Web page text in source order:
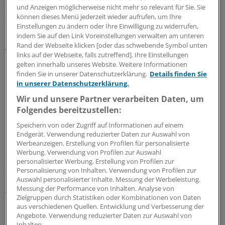
Selbsthilfegruppen gibt es in fast jeder Stadt. Allzu oft,
auch das eine Erfahrung der Chefredakteurin von
"Mamma Mia" , wird der Kontakt mit Frauen, bei denen
bereits Metastasen festgestellt wurden, bewusst
vermieden. Zu groß ist die Angst der Frauen im frühen
Brustkrebs-Stadium, sich mit Lebenssituationen zu
beschäftigen, die sie vielleicht in Zukunft selbst
bewältigen müssen.
Die Ohnmacht gemeinsam aushalten
Eva Schumacher-Wulf hat die Erfahrung gemacht, dass
betroffene Frauen auch selbst gefährdet sind Vorurteile
aufzubauen. "Die Menschen draußen verstehen mich
sowieso nicht, die wissen nichts über meine Probleme,
sie laufen doch ohnehin nur verunsichert vorbei und
flüchten vor mir. So zum Beispiel nehmen manche
Patientinnen ihren Alltag wahr."
und Anzeigen möglicherweise nicht mehr so relevant für Sie. Sie
können dieses Menü jederzeit wieder aufrufen, um Ihre
Einstellungen zu ändern oder Ihre Einwilligung zu widerrufen,
indem Sie auf den Link Voreinstellungen verwalten am unteren
Rand der Webseite klicken [oder das schwebende Symbol unten
links auf der Webseite, falls zutreffend]. Ihre Einstellungen
gelten innerhalb unseres Website. Weitere Informationen
finden Sie in unserer Datenschutzerklärung. Details finden Sie
in unserer Datenschutzerklärung.
Wir und unsere Partner verarbeiten Daten, um
Folgendes bereitzustellen:
Speichern von oder Zugriff auf Informationen auf einem
Endgerät. Verwendung reduzierter Daten zur Auswahl von
Werbeanzeigen. Erstellung von Profilen für personalisierte
Werbung. Verwendung von Profilen zur Auswahl
personalisierter Werbung. Erstellung von Profilen zur
Personalisierung von Inhalten. Verwendung von Profilen zur
Auswahl personalisierter Inhalte. Messung der Werbeleistung.
Messung der Performance von Inhalten. Analyse von
Zielgruppen durch Statistiken oder Kombinationen von Daten
aus verschiedenen Quellen. Entwicklung und Verbesserung der
Angebote. Verwendung reduzierter Daten zur Auswahl von